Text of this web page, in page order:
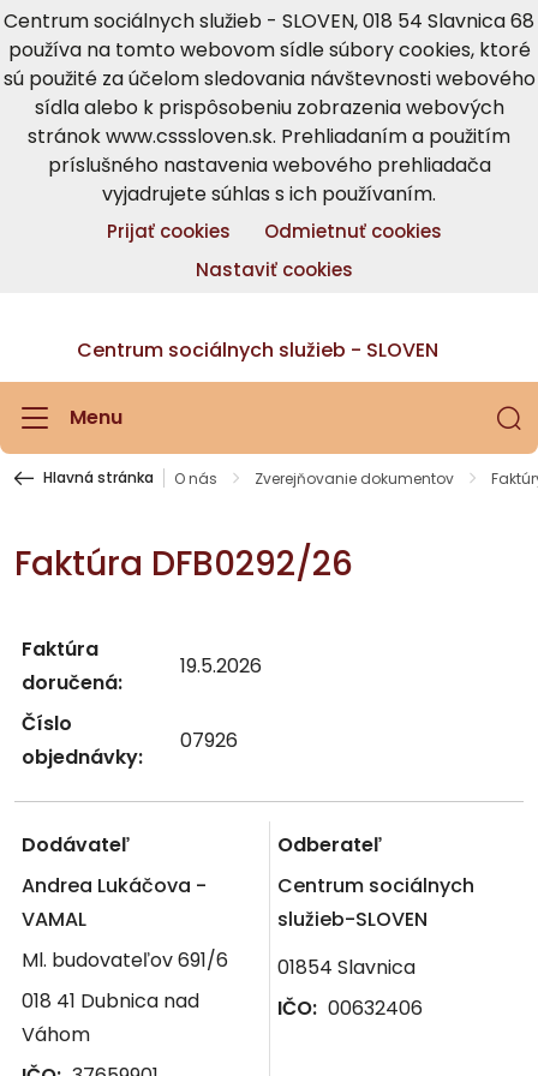
Centrum sociálnych služieb - SLOVEN, 018 54 Slavnica 68
používa na tomto webovom sídle súbory cookies, ktoré
sú použité za účelom sledovania návštevnosti webového
sídla alebo k prispôsobeniu zobrazenia webových
stránok www.csssloven.sk. Prehliadaním a použitím
príslušného nastavenia webového prehliadača
vyjadrujete súhlas s ich používaním.
Prijať cookies
Odmietnuť cookies
Nastaviť cookies
Centrum sociálnych služieb - SLOVEN
Menu
Hlavná stránka O nás Zverejňovanie dokumentov
Faktúra DFB0292/26
Faktúra
doručená:
19.5.2026
Číslo
objednávky:
07926
Dodávateľ
Andrea Lukáčova -
VAMAL
Ml. budovateľov 691/6
018 41 Dubnica nad
Váhom
Odberateľ
Centrum sociálnych
služieb-SLOVEN
01854 Slavnica
IČO: 00632406